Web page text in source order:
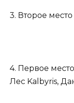
3. Второе
4. Первое
Лес Kalbyris,